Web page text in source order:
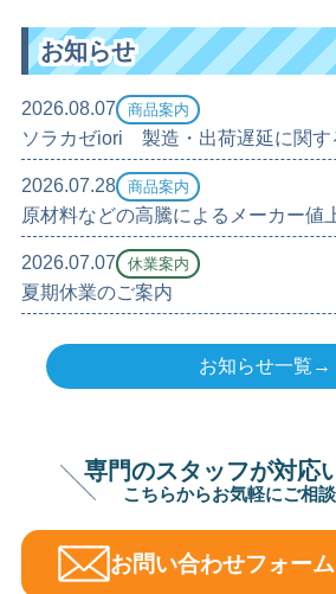
お知らせ
2026.08.07 商品案内
ソラカゼiori 製造・出荷遅延に関す
2026.07.28 商品案内
原材料などの高騰によるメーカー値
2026.07.07 休業案内
夏期休業のご案内
お知らせ一覧→
専門のスタッフが対応
こちらからお気軽にご相
お問い合わせフォーム